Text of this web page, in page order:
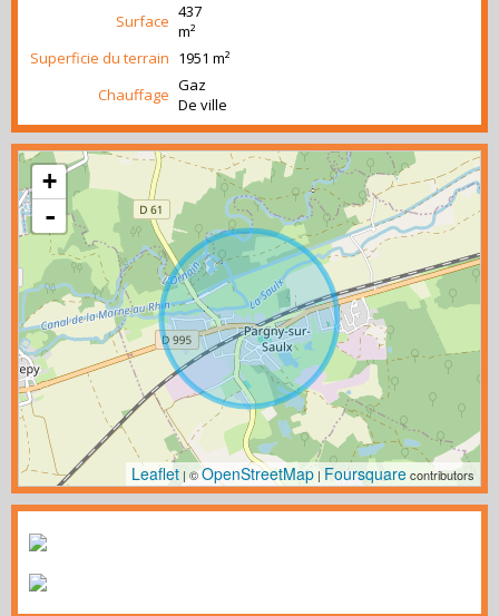
Surface 437
m²
Superficie du terrain 1951 m²
Chauffage Gaz
De ville
+
-
Leaflet | ©OpenStreetMap | Foursquarecontributors